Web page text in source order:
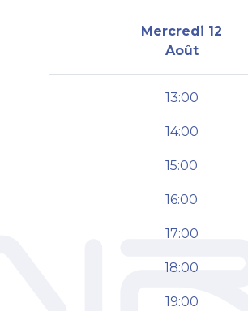
Mercredi 12
Août
13:00
14:00
15:00
16:00
17:00
18:00
19:00